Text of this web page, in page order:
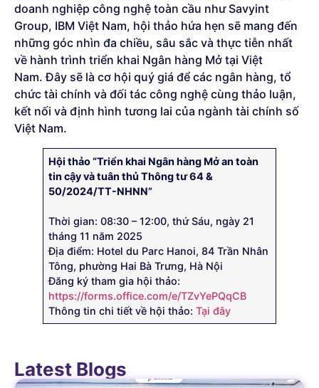
doanh nghiệp công nghệ toàn cầu như Savyint
Group, IBM Việt Nam, hội thảo hứa hẹn sẽ mang đến
những góc nhìn đa chiều, sâu sắc và thực tiễn nhất
về hành trình triển khai Ngân hàng Mở tại Việt
Nam. Đây sẽ là cơ hội quý giá để các ngân hàng, tổ
chức tài chính và đối tác công nghệ cùng thảo luận,
kết nối và định hình tương lai của ngành tài chính số
Việt Nam.
Hội thảo “Triển khai Ngân hàng Mở an toàn
tin cậy và tuân thủ Thông tư 64 &
50/2024/TT-NHNN”
Thời gian: 08:30 – 12:00, thứ Sáu, ngày 21
tháng 11 năm 2025
Địa điểm: Hotel du Parc Hanoi, 84 Trần Nhân
Tông, phường Hai Bà Trưng, Hà Nội
Đăng ký tham gia hội thảo:
https://forms.office.com/e/TZvYePQqCB
Thông tin chi tiết về hội thảo:Tại đây
Latest Blogs